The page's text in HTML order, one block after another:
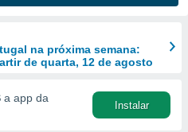
na próxima semana:
de quarta, 12 de agosto
a app da
Instalar